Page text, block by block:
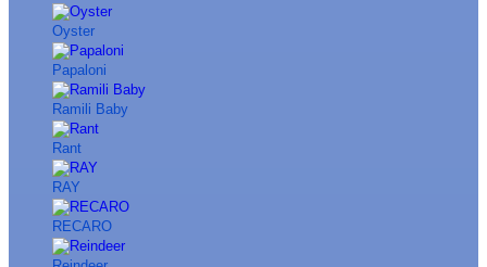
Oyster
Papaloni
Ramili Baby
Rant
RAY
RECARO